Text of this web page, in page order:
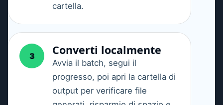
cartella.
3 Converti localmente
Avvia il batch, segui il
progresso, poi apri la cartella di
output per verificare file